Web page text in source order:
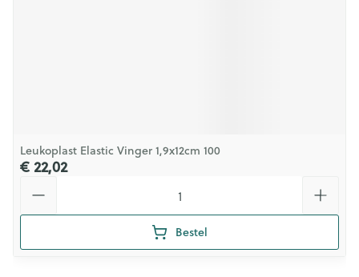
Leukoplast Elastic Vinger 1,9x12cm 100
€ 22,02
Bestel